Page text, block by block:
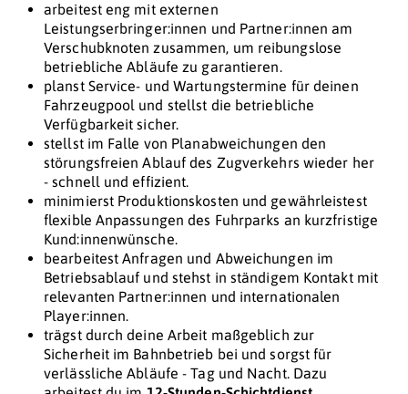
arbeitest eng mit externen
Leistungserbringer:innen und Partner:innen am
Verschubknoten zusammen, um reibungslose
betriebliche Abläufe zu garantieren.
planst Service- und Wartungstermine für deinen
Fahrzeugpool und stellst die betriebliche
Verfügbarkeit sicher.
stellst im Falle von Planabweichungen den
störungsfreien Ablauf des Zugverkehrs wieder her
- schnell und effizient.
minimierst Produktionskosten und gewährleistest
flexible Anpassungen des Fuhrparks an kurzfristige
Kund:innenwünsche.
bearbeitest Anfragen und Abweichungen im
Betriebsablauf und stehst in ständigem Kontakt mit
relevanten Partner:innen und internationalen
Player:innen.
trägst durch deine Arbeit maßgeblich zur
Sicherheit im Bahnbetrieb bei und sorgst für
verlässliche Abläufe - Tag und Nacht. Dazu